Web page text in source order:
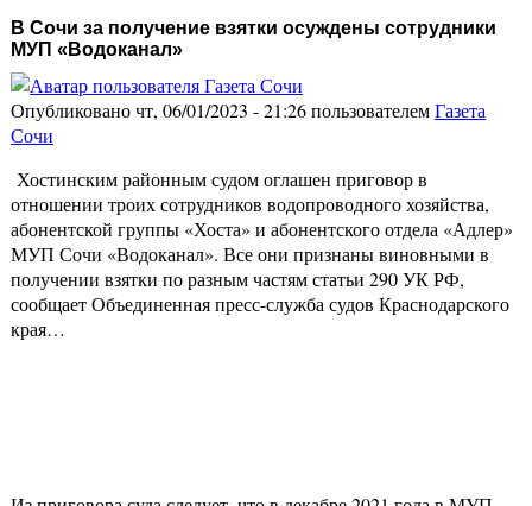
В Сочи за получение взятки осуждены сотрудники
МУП «Водоканал»
Опубликовано чт, 06/01/2023 - 21:26 пользователемГазета
Сочи
Хостинским районным судом оглашен приговор в
отношении троих сотрудников водопроводного хозяйства,
абонентской группы «Хоста» и абонентского отдела «Адлер»
МУП Сочи «Водоканал». Все они признаны виновными в
получении взятки по разным частям статьи 290 УК РФ,
сообщает Объединенная пресс-служба судов Краснодарского
края…